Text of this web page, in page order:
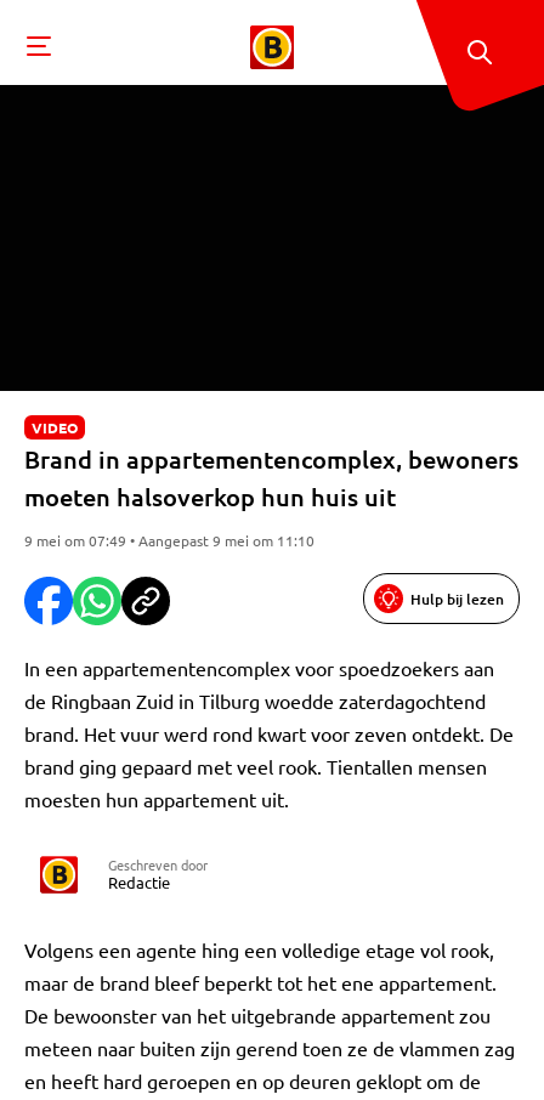
VIDEO
Brand in appartementencomplex, bewoners
moeten halsoverkop hun huis uit
9 mei om 07:49 • Aangepast 9 mei om 11:10
Hulp bij lezen
In een appartementencomplex voor spoedzoekers aan
de Ringbaan Zuid in Tilburg woedde zaterdagochtend
brand. Het vuur werd rond kwart voor zeven ontdekt. De
brand ging gepaard met veel rook. Tientallen mensen
moesten hun appartement uit.
Geschreven door
Redactie
Volgens een agente hing een volledige etage vol rook,
maar de brand bleef beperkt tot het ene appartement.
De bewoonster van het uitgebrande appartement zou
meteen naar buiten zijn gerend toen ze de vlammen zag
en heeft hard geroepen en op deuren geklopt om de